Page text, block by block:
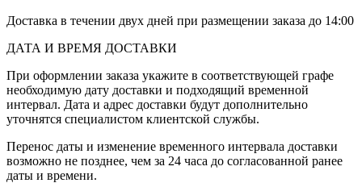
Доставка в течении двух дней при размещении заказа до 14:00
ДАТА И ВРЕМЯ ДОСТАВКИ
При оформлении заказа укажите в соответствующей графе
необходимую дату доставки и подходящий временной
интервал. Дата и адрес доставки будут дополнительно
уточнятся специалистом клиентской службы.
Перенос даты и изменение временного интервала доставки
возможно не позднее, чем за 24 часа до согласованной ранее
даты и времени.